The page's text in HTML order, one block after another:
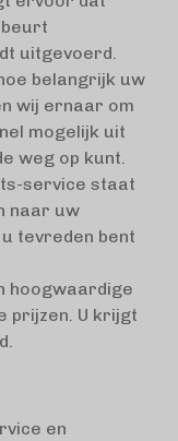
uitgevoerd.
belangrijk uw
wij ernaar om
mogelijk uit
weg op kunt.
service staat
naar uw
tevreden bent
hoogwaardige
prijzen. U krijgt
en